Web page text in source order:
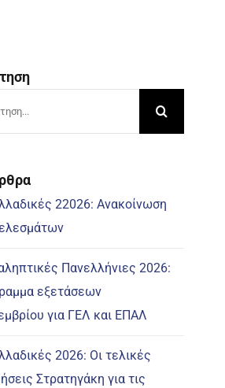
22026: Ανακοίνωση
Πανελλήνιες 2026:
εξετάσεων
για ΓΕΛ και ΕΠΑΛ
2026: Οι τελικές
Στρατηγάκη για τις